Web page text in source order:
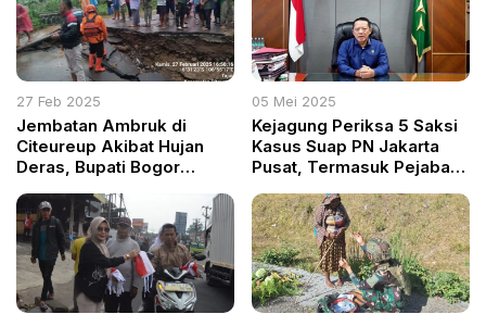
27 Feb 2025
Jembatan Ambruk di
Citeureup Akibat Hujan
Deras, Bupati Bogor
Cepat
05 Mei 2025
Kejagung Periksa 5 Saksi
Kasus Suap PN Jakarta
Pusat, Termasuk Pejabat